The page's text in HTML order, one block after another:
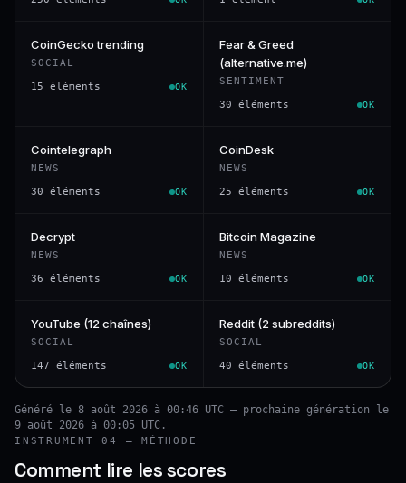
CoinGecko trending
SOCIAL
15 éléments OK
Fear & Greed
(alternative.me)
SENTIMENT
30 éléments OK
Cointelegraph
NEWS
30 éléments OK
CoinDesk
NEWS
25 éléments OK
Decrypt
NEWS
36 éléments OK
Bitcoin Magazine
NEWS
10 éléments OK
YouTube (12 chaînes)
SOCIAL
147 éléments OK
Reddit (2 subreddits)
SOCIAL
40 éléments OK
Généré le 8 août 2026 à 00:46 UTC — prochaine génération le
9 août 2026 à 00:05 UTC.
INSTRUMENT 04 — MÉTHODE
Comment lire les scores